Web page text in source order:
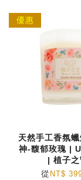
優惠
天然手工香氛
神-馥郁玫瑰 |
| 植子之
從 NT$